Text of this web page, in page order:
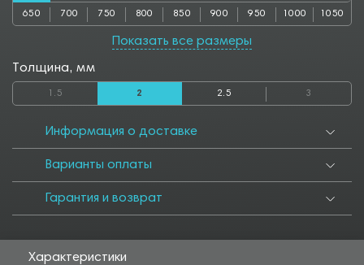
650 700 750 800 850 900 950 1000 1050
1200 1250 1300 1350 1400
2000 2050 2500 2550 2800 2850 3000 3050 3500
3550 4000 4050 4500 4550 5000 5050 5500 5550
6000
Показать все размеры
Толщина, мм
1.5 2 2.5 3
Информация о доставке
Варианты оплаты
Гарантия и возврат
Характеристики